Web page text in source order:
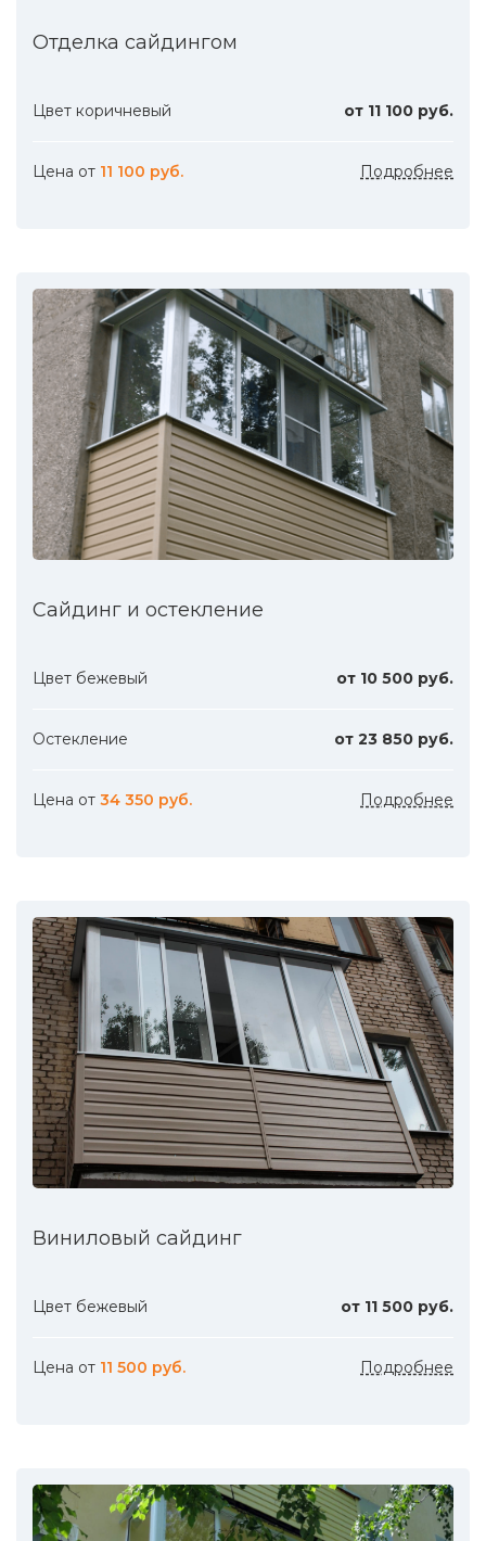
Отделка сайдингом
Цвет коричневый от 11 100 руб.
Цена от 11 100 руб. Подробнее
Сайдинг и остекление
Цвет бежевый от 10 500 руб.
Остекление от 23 850 руб.
Цена от 34 350 руб. Подробнее
Виниловый сайдинг
Цвет бежевый от 11 500 руб.
Цена от 11 500 руб. Подробнее